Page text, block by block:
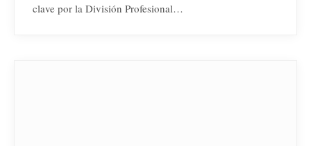
clave por la División Profesional…